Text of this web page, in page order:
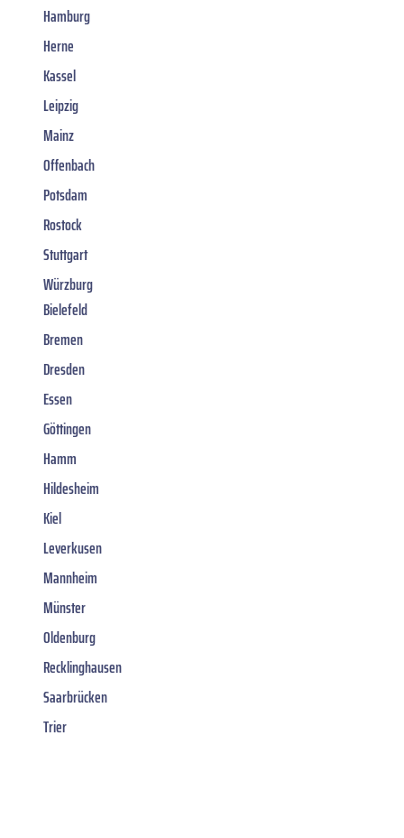
Hamburg
Herne
Kassel
Leipzig
Mainz
Offenbach
Potsdam
Rostock
Stuttgart
Würzburg
Bielefeld
Bremen
Dresden
Essen
Göttingen
Hamm
Hildesheim
Kiel
Leverkusen
Mannheim
Münster
Oldenburg
Recklinghausen
Saarbrücken
Trier